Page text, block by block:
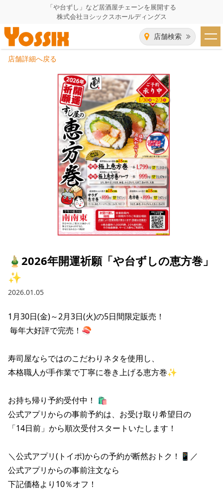
「や台ずし」など居酒屋チェーンを展開する
株式会社ヨシックスホールディングス
店舗検索
HOME
企業情報トップ
代表者あいさつ
グループ会社
会社概要
組織図
飲食事業紹介
飲食事業紹介トップ
や台ずし
焼とりてっぱん
せんと
や台や
海老どて食堂
華花
IR（株主・投資家）情報
IR情報トップ
会長メッセージ
コーポレートガバナンス
財務情報
業績推移
財政状況
株式情報
IRライブラリ
IRライブラリトップ
決算短信
決算説明資料
有価証券報告書等法定開示資料
株主通信
その他IR資料
適時開示資料
IRカレンダー
株主優待
電子公告
FAQ
IRお問い合わせ
採用情報トップ
店舗物件・店舗施工管理業者の募集
お問い合わせ
ご意見・アンケート（ご来店の方）
プライバシーポリシー
サイトマップ
店舗詳細へ戻る
🎍2026年開運祈願「や台ずしの恵方巻」
✨
2026.01.05
1月30日(金)～2月3日(火)の5日間限定販売！
毎年大好評で完売！🍣
寿司屋ならではのこだわりネタを使用し、
本格職人が手作業で丁寧に巻き上げる恵方巻✨
お持ち帰り予約受付中！ 🛍️
公式アプリからの事前予約は、お受け取り希望日の
「14日前」から順次受付スタートいたします！
＼公式アプリ(トイポ)からの予約が断然おトク！📱／
公式アプリからの事前注文なら
下記価格より10％オフ！